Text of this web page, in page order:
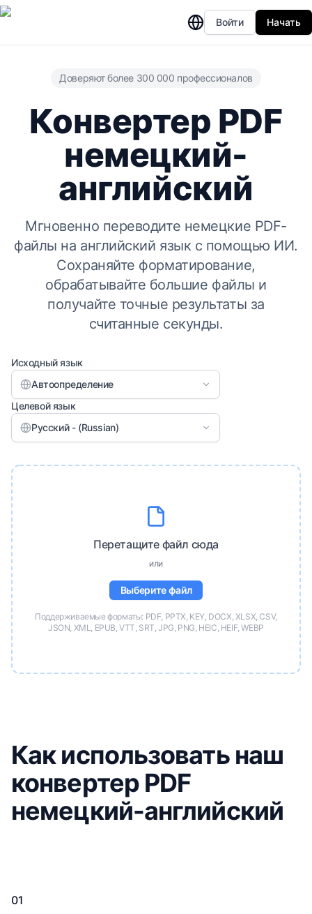
Войти Начать
Доверяют более 300 000 профессионалов
Конвертер PDF
немецкий-
английский
Мгновенно переводите немецкие PDF-
файлы на английский язык с помощью ИИ.
Сохраняйте форматирование,
обрабатывайте большие файлы и
получайте точные результаты за
считанные секунды.
Исходный язык
Автоопределение
Целевой язык
Русский - (Russian)
Перетащите файл сюда
или
Выберите файл
Поддерживаемые форматы: PDF, PPTX, KEY, DOCX, XLSX, CSV,
JSON, XML, EPUB, VTT, SRT, JPG, PNG, HEIC, HEIF, WEBP
Как использовать наш
конвертер PDF
немецкий-английский
01